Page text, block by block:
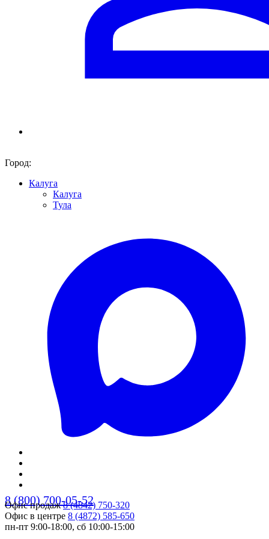
Город:
Калуга
Калуга
Тула
8 (800) 700-05-52
Офис продаж8 (4842) 750-320
Офис в центре 8 (4872) 585-650
пн-пт 9:00-18:00, сб 10:00-15:00